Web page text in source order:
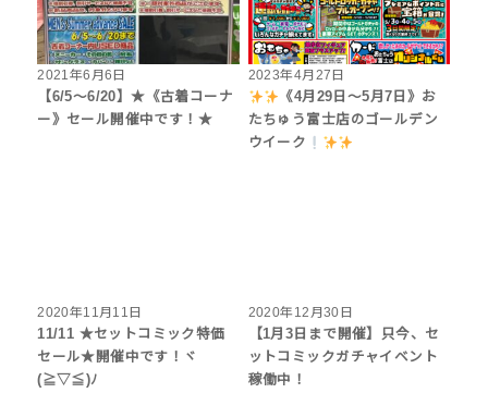
2021年6月6日
【6/5～6/20】★《古着コーナ
ー》セール開催中です！★
2023年4月27日
《4月29日～5月7日》お
たちゅう富士店のゴールデン
ウイーク
2020年11月11日
11/11 ★セットコミック特価
セール★開催中です！ヾ
(≧▽≦)ﾉ
2020年12月30日
【1月3日まで開催】只今、セ
ットコミックガチャイベント
稼働中！